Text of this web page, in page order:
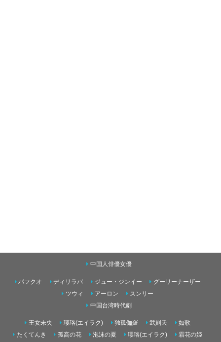
中国人俳優女優
パフクオ ディリラバ ジュー・ジンイー
グーリーナーザー
ツウィ
アーロン
スンリー
中国台湾時代劇
王女未央 瓔珞(エイラク) 独孤伽羅 武則天
如歌
たくてんき
孤高の花 泡沫の夏 瓔珞(エイラク) 霜花の姫